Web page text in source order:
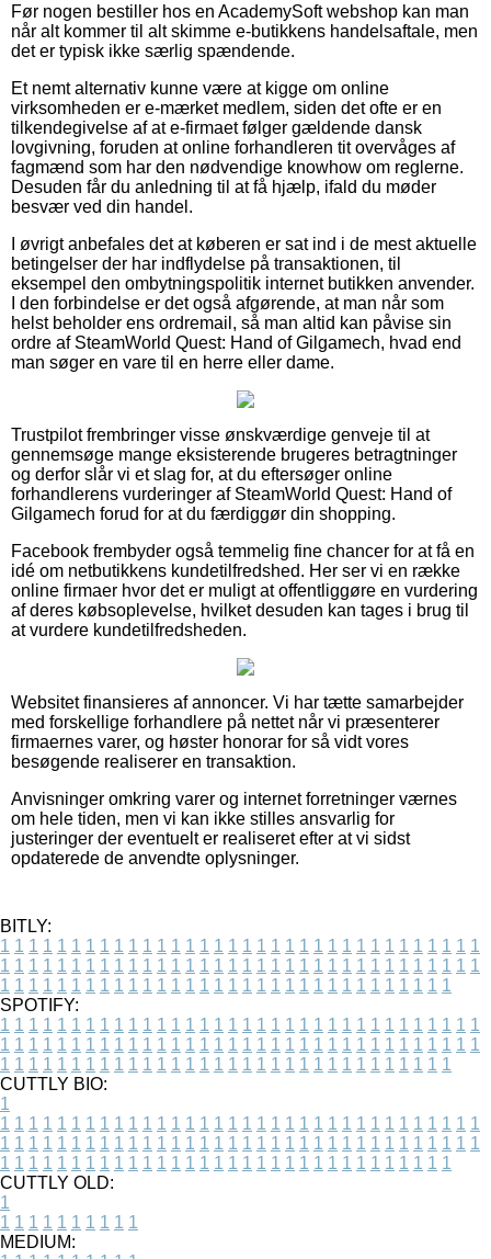
Før nogen bestiller hos en AcademySoft webshop kan man
når alt kommer til alt skimme e-butikkens handelsaftale, men
det er typisk ikke særlig spændende.
Et nemt alternativ kunne være at kigge om online
virksomheden er e-mærket medlem, siden det ofte er en
tilkendegivelse af at e-firmaet følger gældende dansk
lovgivning, foruden at online forhandleren tit overvåges af
fagmænd som har den nødvendige knowhow om reglerne.
Desuden får du anledning til at få hjælp, ifald du møder
besvær ved din handel.
I øvrigt anbefales det at køberen er sat ind i de mest aktuelle
betingelser der har indflydelse på transaktionen, til
eksempel den ombytningspolitik internet butikken anvender.
I den forbindelse er det også afgørende, at man når som
helst beholder ens ordremail, så man altid kan påvise sin
ordre af SteamWorld Quest: Hand of Gilgamech, hvad end
man søger en vare til en herre eller dame.
Trustpilot frembringer visse ønskværdige genveje til at
gennemsøge mange eksisterende brugeres betragtninger
og derfor slår vi et slag for, at du eftersøger online
forhandlerens vurderinger af SteamWorld Quest: Hand of
Gilgamech forud for at du færdiggør din shopping.
Facebook frembyder også temmelig fine chancer for at få en
idé om netbutikkens kundetilfredshed. Her ser vi en række
online firmaer hvor det er muligt at offentliggøre en vurdering
af deres købsoplevelse, hvilket desuden kan tages i brug til
at vurdere kundetilfredsheden.
Websitet finansieres af annoncer. Vi har tætte samarbejder
med forskellige forhandlere på nettet når vi præsenterer
firmaernes varer, og høster honorar for så vidt vores
besøgende realiserer en transaktion.
Anvisninger omkring varer og internet forretninger værnes
om hele tiden, men vi kan ikke stilles ansvarlig for
justeringer der eventuelt er realiseret efter at vi sidst
opdaterede de anvendte oplysninger.
BITLY:
1 1 1 1 1 1 1 1 1 1 1 1 1 1 1 1 1 1 1 1 1 1 1 1 1 1 1 1 1 1 1 1 1 1
1 1 1 1 1 1 1 1 1 1 1 1 1 1 1 1 1 1 1 1 1 1 1 1 1 1 1 1 1 1 1 1 1 1
1 1 1 1 1 1 1 1 1 1 1 1 1 1 1 1 1 1 1 1 1 1 1 1 1 1 1 1 1 1 1 1
SPOTIFY:
1 1 1 1 1 1 1 1 1 1 1 1 1 1 1 1 1 1 1 1 1 1 1 1 1 1 1 1 1 1 1 1 1 1
1 1 1 1 1 1 1 1 1 1 1 1 1 1 1 1 1 1 1 1 1 1 1 1 1 1 1 1 1 1 1 1 1 1
1 1 1 1 1 1 1 1 1 1 1 1 1 1 1 1 1 1 1 1 1 1 1 1 1 1 1 1 1 1 1 1
CUTTLY BIO:
1
1 1 1 1 1 1 1 1 1 1 1 1 1 1 1 1 1 1 1 1 1 1 1 1 1 1 1 1 1 1 1 1 1 1
1 1 1 1 1 1 1 1 1 1 1 1 1 1 1 1 1 1 1 1 1 1 1 1 1 1 1 1 1 1 1 1 1 1
1 1 1 1 1 1 1 1 1 1 1 1 1 1 1 1 1 1 1 1 1 1 1 1 1 1 1 1 1 1 1 1
CUTTLY OLD:
1
1 1 1 1 1 1 1 1 1 1
MEDIUM: